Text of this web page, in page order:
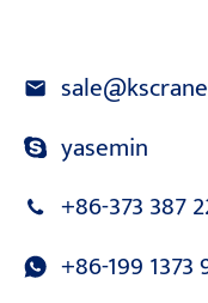
yasemin
+86-373 387
+86-199 1373